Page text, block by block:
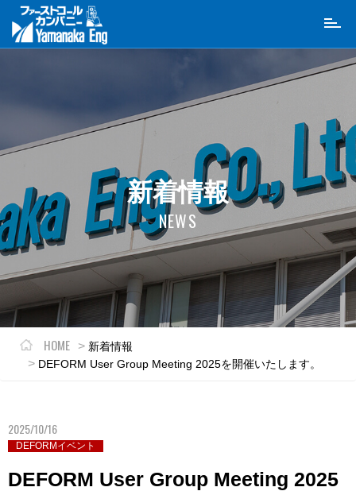
Toggle
新着情報
NEWS
HOME
新着情報
DEFORM User Group Meeting 2025を開催いたします。
DEFORM User Group Meeting 2025
2025/10/16
DEFORMイベント